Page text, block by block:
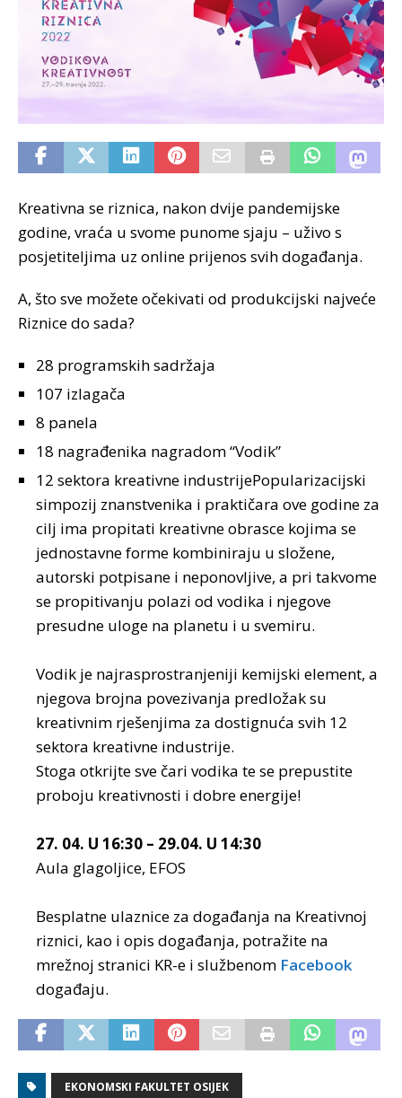
Kreativna se riznica, nakon dvije pandemijske
godine, vraća u svome punome sjaju – uživo s
posjetiteljima uz online prijenos svih događanja.
A, što sve možete očekivati od produkcijski najveće
Riznice do sada?
28 programskih sadržaja
107 izlagača
8 panela
18 nagrađenika nagradom “Vodik”
12 sektora kreativne industrijePopularizacijski
simpozij znanstvenika i praktičara ove godine za
cilj ima propitati kreativne obrasce kojima se
jednostavne forme kombiniraju u složene,
autorski potpisane i neponovljive, a pri takvome
se propitivanju polazi od vodika i njegove
presudne uloge na planetu i u svemiru.
Vodik je najrasprostranjeniji kemijski element, a
njegova brojna povezivanja predložak su
kreativnim rješenjima za dostignuća svih 12
sektora kreativne industrije.
Stoga otkrijte sve čari vodika te se prepustite
proboju kreativnosti i dobre energije!
27. 04. U 16:30 – 29.04. U 14:30
Aula glagoljice, EFOS
Besplatne ulaznice za događanja na Kreativnoj
riznici, kao i opis događanja, potražite na
mrežnoj stranici KR-e i službenom Facebook
događaju.
EKONOMSKI FAKULTET OSIJEK